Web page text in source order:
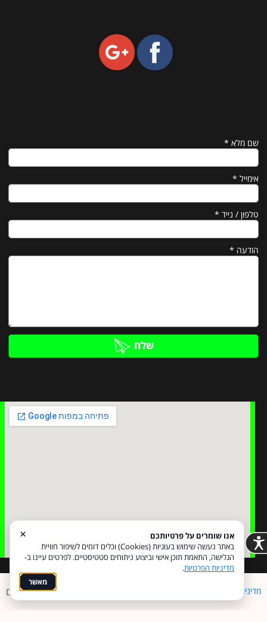
שם מלא *
אימייל *
טלפון / נייד *
הודעה *
שלח
מדיניות פרטיות Coi בניית אתרים
×
אנו שומרים על פרטיותכם
באתר נעשה שימוש בעוגיות (Cookies) וכלים דומים לשיפור חוויית
הגלישה, התאמת תוכן אישי וביצוע ניתוחים סטטיסטיים. לפרטים עיינו ב-
מדיניות הפרטיות.
מאשר